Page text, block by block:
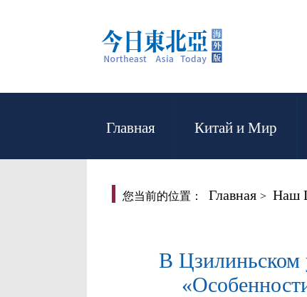
Главная Китай и Мир
您当前的位置： Главная > Наш
В Цзилиньском